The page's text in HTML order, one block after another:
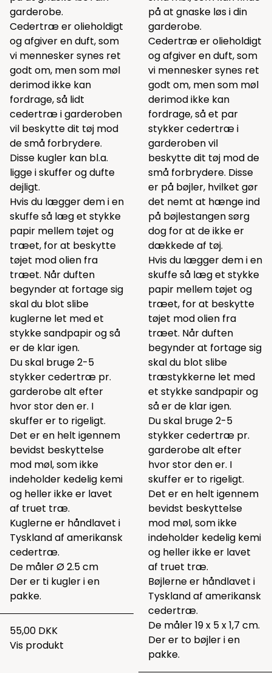
garderobe.
Cedertræ er olieholdigt
og afgiver en duft, som
vi mennesker synes ret
godt om, men som møl
derimod ikke kan
fordrage, så lidt
cedertræ i garderoben
vil beskytte dit tøj mod
de små forbrydere.
Disse kugler kan bl.a.
ligge i skuffer og dufte
dejligt.
Hvis du lægger dem i en
skuffe så læg et stykke
papir mellem tøjet og
træet, for at beskytte
tøjet mod olien fra
træet. Når duften
begynder at fortage sig
skal du blot slibe
kuglerne let med et
stykke sandpapir og så
er de klar igen.
Du skal bruge 2-5
stykker cedertræ pr.
garderobe alt efter
hvor stor den er. I
skuffer er to rigeligt.
Det er en helt igennem
bevidst beskyttelse
mod møl, som ikke
indeholder kedelig kemi
og heller ikke er lavet
af truet træ.
Kuglerne er håndlavet i
Tyskland af amerikansk
cedertræ.
De måler Ø 2.5 cm
Der er ti kugler i en
pakke.
55,00 DKK
Vis produkt
på at gnaske løs i din
garderobe.
Cedertræ er olieholdigt
og afgiver en duft, som
vi mennesker synes ret
godt om, men som møl
derimod ikke kan
fordrage, så et par
stykker cedertræ i
garderoben vil
beskytte dit tøj mod de
små forbrydere. Disse
er på bøjler, hvilket gør
det nemt at hænge ind
på bøjlestangen sørg
dog for at de ikke er
dækkede af tøj.
Hvis du lægger dem i en
skuffe så læg et stykke
papir mellem tøjet og
træet, for at beskytte
tøjet mod olien fra
træet. Når duften
begynder at fortage sig
skal du blot slibe
træstykkerne let med
et stykke sandpapir og
så er de klar igen.
Du skal bruge 2-5
stykker cedertræ pr.
garderobe alt efter
hvor stor den er. I
skuffer er to rigeligt.
Det er en helt igennem
bevidst beskyttelse
mod møl, som ikke
indeholder kedelig kemi
og heller ikke er lavet
af truet træ.
Bøjlerne er håndlavet i
Tyskland af amerikansk
cedertræ.
De måler 19 x 5 x 1,7 cm.
Der er to bøjler i en
pakke.